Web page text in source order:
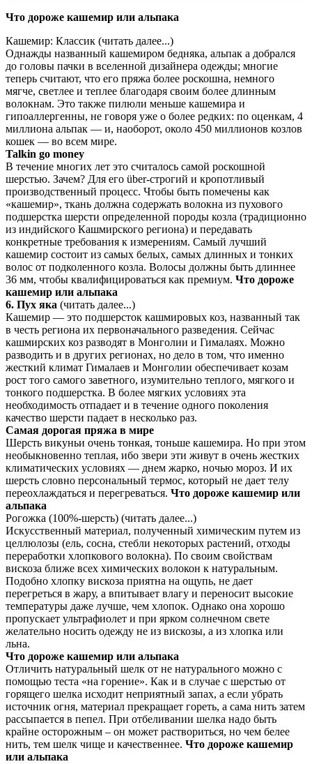
Что дороже кашемир или альпака
Кашемир: Классик (читать далее...)
Однажды названный кашемиром бедняка, альпак а добрался
до головы пачки в вселенной дизайнера одежды; многие
теперь считают, что его пряжа более роскошна, немного
мягче, светлее и теплее благодаря своим более длинным
волокнам. Это также пилюли меньше кашемира и
гипоаллергенны, не говоря уже о более редких: по оценкам, 4
миллиона альпак — и, наоборот, около 450 миллионов козлов
кошек — во всем мире.
Talkin go money
В течение многих лет это считалось самой роскошной
шерстью. Зачем? Для его über-строгий и кропотливый
производственный процесс. Чтобы быть помечены как
«кашемир», ткань должна содержать волокна из пухового
подшерстка шерсти определенной породы козла (традиционно
из индийского Кашмирского региона) и передавать
конкретные требования к измерениям. Самый лучший
кашемир состоит из самых белых, самых длинных и тонких
волос от подколенного козла. Волосы должны быть длиннее
36 мм, чтобы квалифицироваться как премиум. Что дороже
кашемир или альпака
6. Пух яка (читать далее...)
Кашемир — это подшерсток кашмировых коз, названный так
в честь региона их первоначального разведения. Сейчас
кашмирских коз разводят в Монголии и Гималаях. Можно
разводить и в других регионах, но дело в том, что именно
жесткий климат Гималаев и Монголии обеспечивает козам
рост того самого заветного, изумительно теплого, мягкого и
тонкого подшерстка. В более мягких условиях эта
необходимость отпадает и в течение одного поколения
качество шерсти падает в несколько раз.
Самая дорогая пряжа в мире
Шерсть викуньи очень тонкая, тоньше кашемира. Но при этом
необыкновенно теплая, ибо звери эти живут в очень жестких
климатических условиях — днем жарко, ночью мороз. И их
шерсть словно персональный термос, который не дает телу
переохлаждаться и перегреваться. Что дороже кашемир или
альпака
Рогожка (100%-шерсть) (читать далее...)
Искусственный материал, полученный химическим путем из
целлюлозы (ель, сосна, стебли некоторых растений, отходы
переработки хлопкового волокна). По своим свойствам
вискоза ближе всех химических волокон к натуральным.
Подобно хлопку вискоза приятна на ощупь, не дает
перегреться в жару, а впитывает влагу и переносит высокие
температуры даже лучше, чем хлопок. Однако она хорошо
пропускает ультрафиолет и при ярком солнечном свете
желательно носить одежду не из вискозы, а из хлопка или
льна.
Что дороже кашемир или альпака
Отличить натуральный шелк от не натурального можно с
помощью теста «на горение». Как и в случае с шерстью от
горящего шелка исходит неприятный запах, а если убрать
источник огня, материал прекращает гореть, а сама нить затем
рассыпается в пепел. При отбеливании шелка надо быть
крайне осторожным – он может раствориться, но чем белее
нить, тем шелк чище и качественнее. Что дороже кашемир
или альпака